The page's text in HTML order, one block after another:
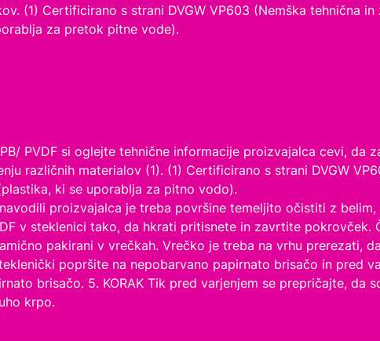
(1) Certificirano s strani DVGW VP603 (Nemška tehnična
za pretok pitne vode).
PB/ PVDF si oglejte tehnične informacije proizvajalca cevi,
različnih materialov (1). (1) Certificirano s strani DVGW
ki se uporablja za pitno vodo).
proizvajalca je treba površine temeljito očistiti z
v steklenici tako, da hkrati pritisnete in zavrtite pokrovček.
pakirani v vrečkah. Vrečko je treba na vrhu prerezati,
popršite na nepobarvano papirnato brisačo in pred
brisačo. 5. KORAK Tik pred varjenjem se prepričajte, da
krpo.